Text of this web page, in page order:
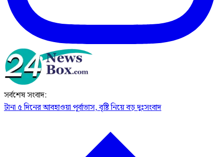
সর্বশেষ সংবাদ:
টানা ৫ দিনের আবহাওয়া পূর্বাভাস, বৃষ্টি নিয়ে বড় দুঃসংবাদ